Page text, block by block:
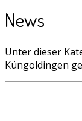
News
Unter dieser
Küngoldingen